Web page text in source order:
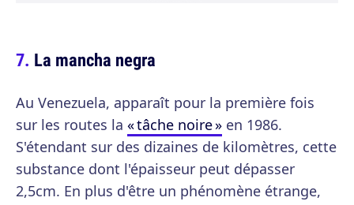
La mancha negra
Au Venezuela, apparaît pour la première fois
sur les routes la « tâche noire » en 1986.
S'étendant sur des dizaines de kilomètres, cette
substance dont l'épaisseur peut dépasser
2,5cm. En plus d'être un phénomène étrange,